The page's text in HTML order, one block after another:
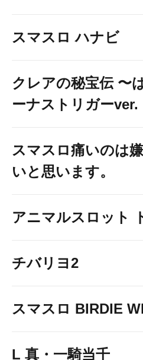
スマスロ ハナビ
クレアの秘宝伝 〜
ーナストリガーver.
スマスロ痛いのは
いと思います。
アニマルスロット
チバリヨ2
スマスロ BIRDIE
L 真・一騎当千